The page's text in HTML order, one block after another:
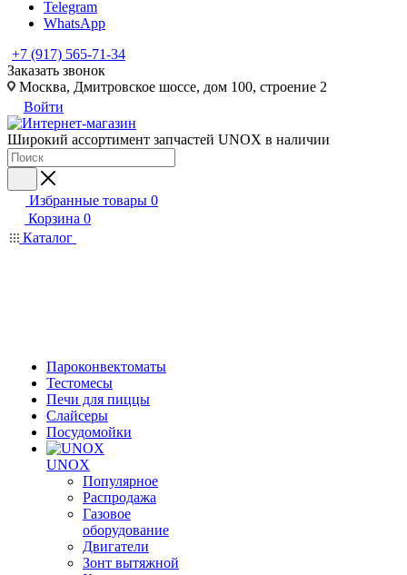
Telegram
WhatsApp
+7 (917) 565-71-34
Заказать звонок
Москва, Дмитровское шоссе, дом 100, строение 2
Войти
Широкий ассортимент запчастей UNOX в наличии
Избранные товары 0
Корзина 0
Каталог
Пароконвектоматы
Тестомесы
Печи для пиццы
Слайсеры
Посудомойки
UNOX
Популярное
Распродажа
Газовое
оборудование
Двигатели
Зонт вытяжной